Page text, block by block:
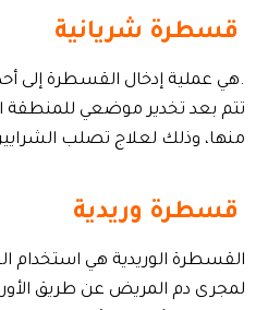
قسطرة شريانية
.هي عملية إدخال القسطرة إلى
تتم بعد تخدير موضعي للمنطقة
منها، وذلك لعلاج تصلب
قسطرة وريدية
القسطرة الوريدية هي
لمجرى دم المريض عن طريق